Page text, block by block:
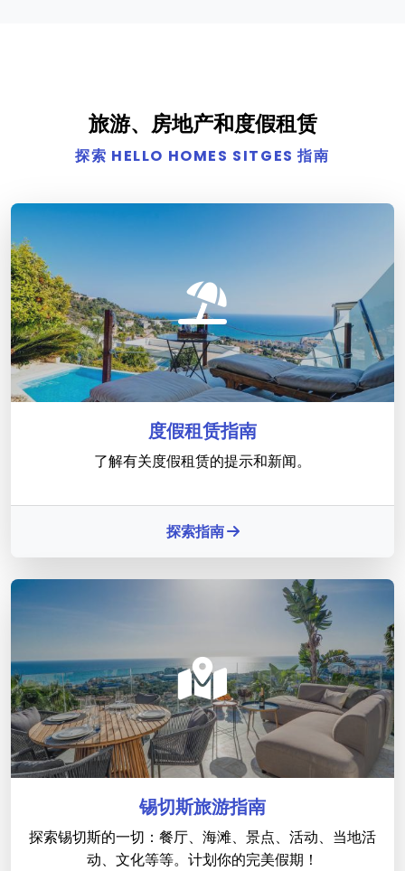
旅游、房地产和度假租赁
探索 HELLO HOMES SITGES 指南
度假租赁指南
了解有关度假租赁的提示和新闻。
探索指南
锡切斯旅游指南
探索锡切斯的一切：餐厅、海滩、景点、活动、当地活
动、文化等等。计划你的完美假期！